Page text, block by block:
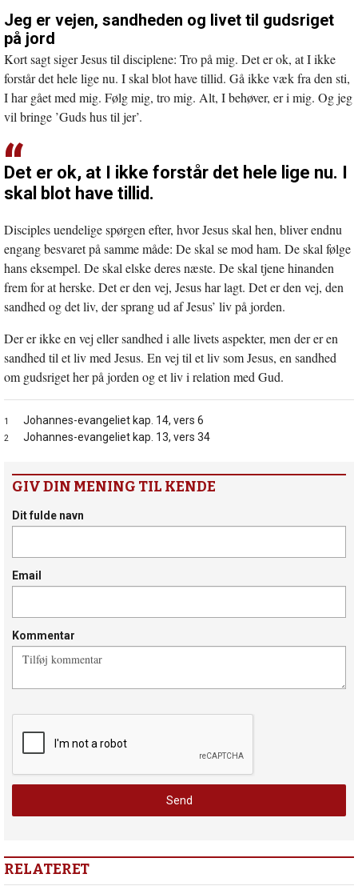
Jeg er vejen, sandheden og livet til gudsriget
på jord
Kort sagt siger Jesus til disciplene: Tro på mig. Det er ok, at I ikke
forstår det hele lige nu. I skal blot have tillid. Gå ikke væk fra den sti,
I har gået med mig. Følg mig, tro mig. Alt, I behøver, er i mig. Og jeg
vil bringe ’Guds hus til jer’.
Det er ok, at I ikke forstår det hele lige nu. I
skal blot have tillid.
Disciples uendelige spørgen efter, hvor Jesus skal hen, bliver endnu
engang besvaret på samme måde: De skal se mod ham. De skal følge
hans eksempel. De skal elske deres næste. De skal tjene hinanden
frem for at herske. Det er den vej, Jesus har lagt. Det er den vej, den
sandhed og det liv, der sprang ud af Jesus’ liv på jorden.
Der er ikke en vej eller sandhed i alle livets aspekter, men der er en
sandhed til et liv med Jesus. En vej til et liv som Jesus, en sandhed
om gudsriget her på jorden og et liv i relation med Gud.
1 Johannes-evangeliet kap. 14, vers 6
2 Johannes-evangeliet kap. 13, vers 34
GIV DIN MENING TIL KENDE
Dit fulde navn
Email
Kommentar
RELATERET